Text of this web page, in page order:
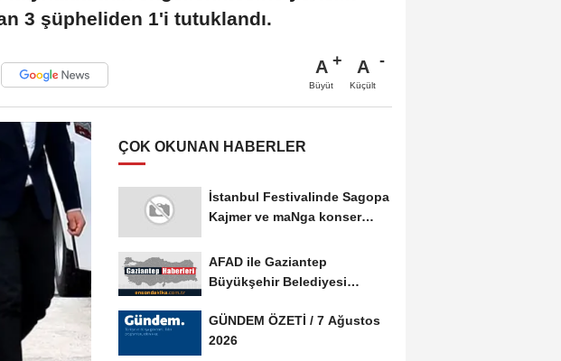
3 şüpheliden 1'i tutuklandı.
A
Büyüt
A
Küçült
ÇOK OKUNAN HABERLER
İstanbul Festivalinde Sagopa
Kajmer ve maNga konser
AFAD ile Gaziantep
Büyükşehir Belediyesi
GÜNDEM ÖZETİ / 7 Ağustos
2026